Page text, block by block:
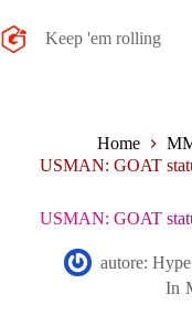
al
contenuto
Keep 'em rolling
Home
USMAN: GOAT
USMAN: GOAT
autore:
In